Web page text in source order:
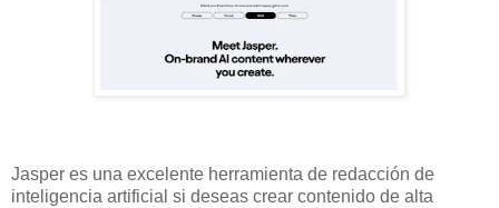
Jasper es una excelente herramienta de redacción de
inteligencia artificial si deseas crear contenido de alta